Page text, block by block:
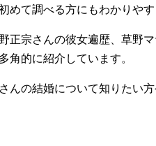
て調べる方にもわかりやす
正宗さんの彼女遍歴、草野
角的に紹介しています。
んの結婚について知りたい